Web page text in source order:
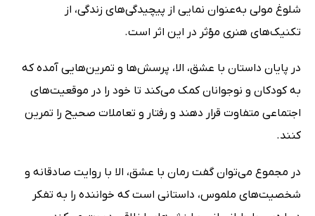
شلوغ مولی به‌عنوان نمایی از پیچیدگی‌های زندگی، از
تکنیک‌های هنری مؤثر در این اثر است.
در پایان داستان با عشق، الا، پرسش‌ها و تمرین‌هایی آمده که
به کودکان و نوجوانان کمک می‌کند تا خود را در موقعیت‌های
اجتماعی متفاوت قرار دهند و رفتار و تعاملات صحیح را تمرین
کنند.
در مجموع می‌توان گفت رمان با عشق، الا با روایت صادقانه و
شخصیت‌های ملموس، داستانی است که خواننده را به تفکر